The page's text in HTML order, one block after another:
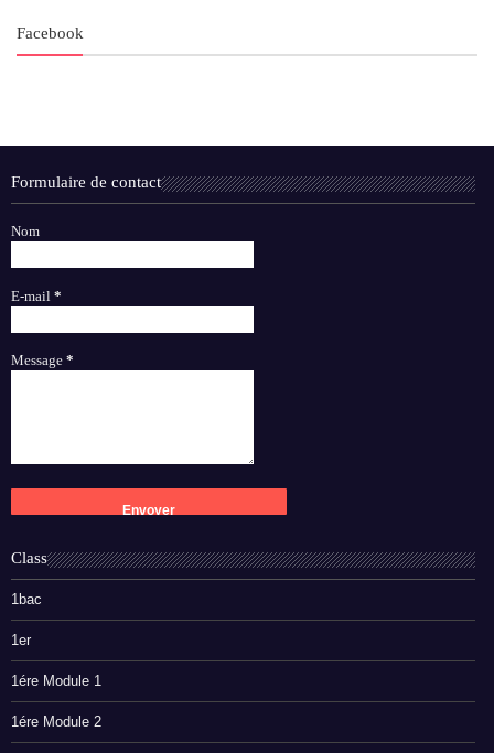
Facebook
Formulaire de contact
Nom
E-mail *
Message *
Class
1bac
1er
1ére Module 1
1ére Module 2